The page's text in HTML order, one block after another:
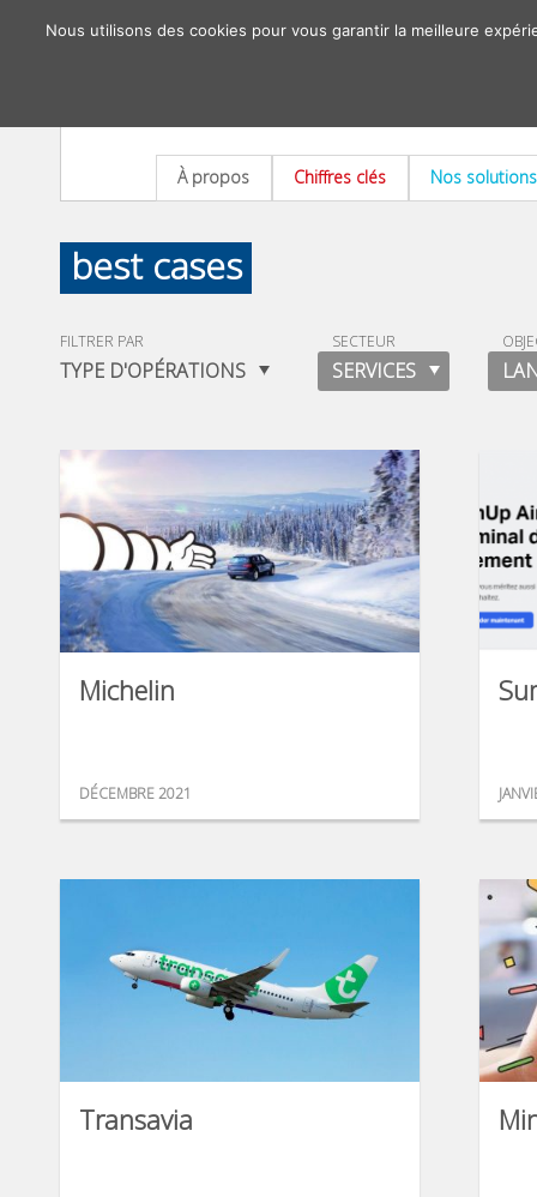
À propos Chiffres clés Nos solutions
best cases
FILTRER PAR
TYPE D'OPÉRATIONS
SECTEUR
SERVICES
Michelin
DÉCEMBRE 2021
Transavia
Nous utilisons des cookies pour vous garantir la meilleure